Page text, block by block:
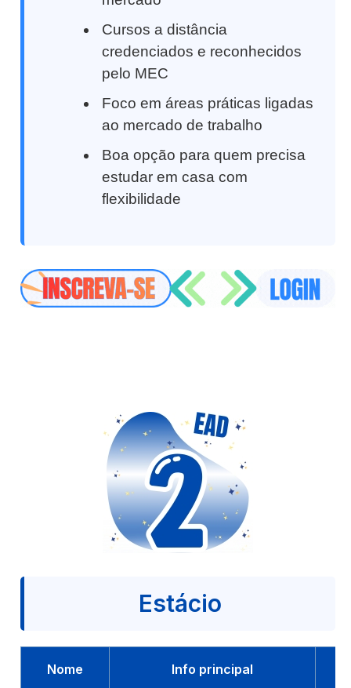
Cursos a distância
credenciados e reconhecidos
pelo MEC
Foco em áreas práticas ligadas
ao mercado de trabalho
Boa opção para quem precisa
estudar em casa com
flexibilidade
Estácio
Nome Info principal